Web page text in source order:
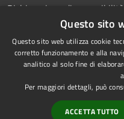
Dichiarazione di accessibilità
RSS
Accessibilità
Questo sito
Questo sito web utilizza cookie
corretto funzionamento e alla
analitico al solo fine di
Per maggiori dettagli, può
ACCETTA TUTTO